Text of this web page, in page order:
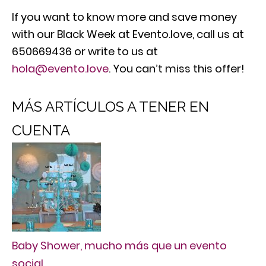
If you want to know more and save money
with our Black Week at Evento.love, call us at
650669436 or write to us at
hola@evento.love. You can’t miss this offer!
MÁS ARTÍCULOS A TENER EN
CUENTA
Baby Shower, mucho más que un evento